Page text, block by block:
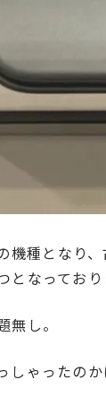
種となり
となっており
し。
しゃったの